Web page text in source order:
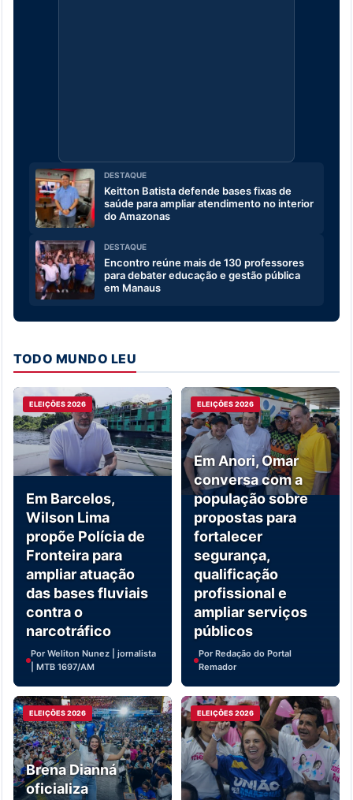
DESTAQUE
Keitton Batista defende bases fixas de
saúde para ampliar atendimento no interior
do Amazonas
DESTAQUE
Encontro reúne mais de 130 professores
para debater educação e gestão pública
em Manaus
TODO MUNDO LEU
ELEIÇÕES 2026
Em Barcelos,
Wilson Lima
propõe Polícia de
Fronteira para
ampliar atuação
das bases fluviais
contra o
narcotráfico
Por Weliton Nunez | jornalista
| MTB 1697/AM
ELEIÇÕES 2026
Em Anori, Omar
conversa com a
população sobre
propostas para
fortalecer
segurança,
qualificação
profissional e
ampliar serviços
públicos
Por Redação do Portal
Remador
ELEIÇÕES 2026
Brena Dianná
oficializa
ELEIÇÕES 2026